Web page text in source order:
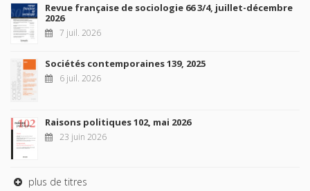
Revue française de sociologie 66 3/4, juillet-décembre
2026
7 juil. 2026
Sociétés contemporaines 139, 2025
6 juil. 2026
Raisons politiques 102, mai 2026
23 juin 2026
plus de titres